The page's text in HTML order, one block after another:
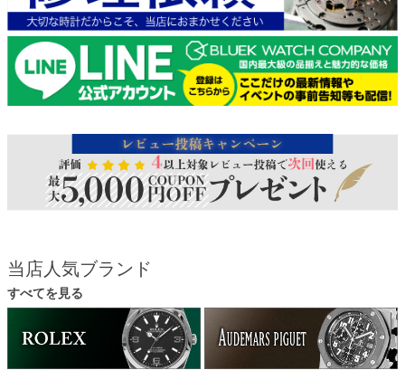
当店人気ブランド
すべてを見る